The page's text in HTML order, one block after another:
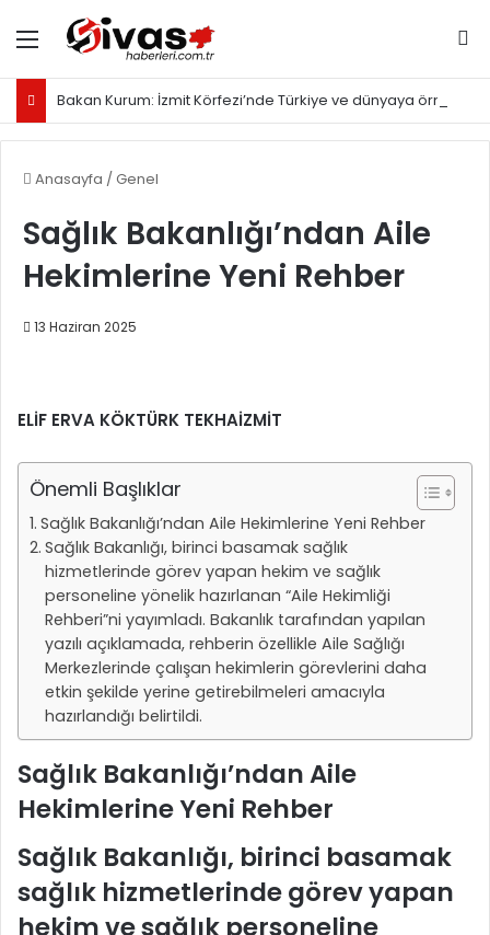
Menü
Anasayfa / Genel
Sağlık Bakanlığı’ndan Aile
Hekimlerine Yeni Rehber
13 Haziran 2025
ELİF ERVA KÖKTÜRK TEKHAİZMİT
Önemli Başlıklar
Sağlık Bakanlığı’ndan Aile Hekimlerine Yeni Rehber
Sağlık Bakanlığı, birinci basamak sağlık
hizmetlerinde görev yapan hekim ve sağlık
personeline yönelik hazırlanan “Aile Hekimliği
Rehberi”ni yayımladı. Bakanlık tarafından yapılan
yazılı açıklamada, rehberin özellikle Aile Sağlığı
Merkezlerinde çalışan hekimlerin görevlerini daha
etkin şekilde yerine getirebilmeleri amacıyla
hazırlandığı belirtildi.
Sağlık Bakanlığı’ndan Aile
Hekimlerine Yeni Rehber
Sağlık Bakanlığı, birinci basamak
sağlık hizmetlerinde görev yapan
hekim ve sağlık personeline